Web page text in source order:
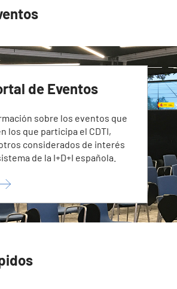
de Eventos
sobre los eventos que
los que participa el CDTI,
considerados de interés
de la I+D+I española.